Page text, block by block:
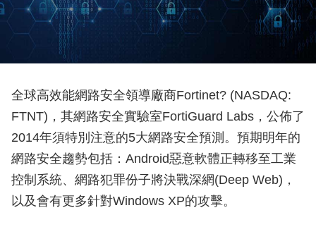
全球高效能網路安全領導廠商Fortinet? (NASDAQ:
FTNT)，其網路安全實驗室FortiGuard Labs，公佈了
2014年須特別注意的5大網路安全預測。預期明年的
網路安全趨勢包括：Android惡意軟體正轉移至工業
控制系統、網路犯罪份子將決戰深網(Deep Web)，
以及會有更多針對Windows XP的攻擊。